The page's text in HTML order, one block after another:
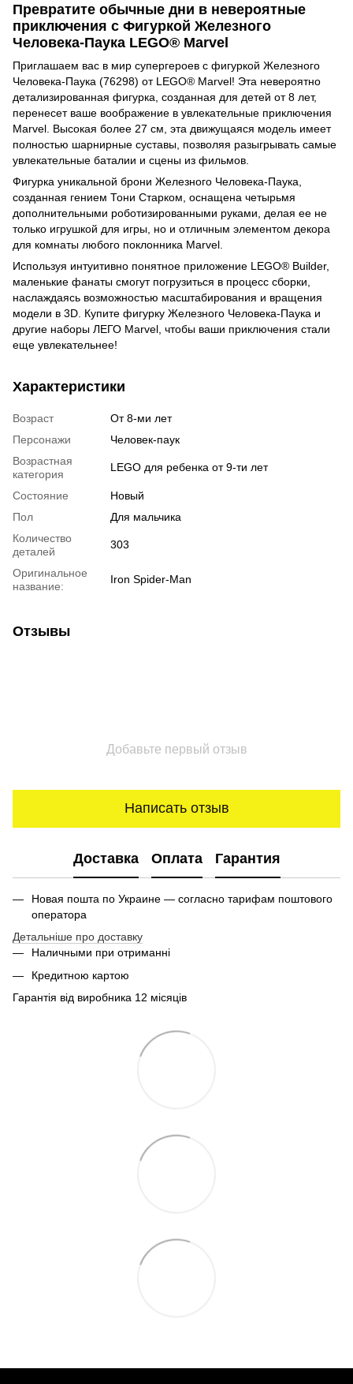
Превратите обычные дни в невероятные
приключения с Фигуркой Железного
Человека-Паука LEGO® Marvel
Приглашаем вас в мир супергероев с фигуркой Железного
Человека-Паука (76298) от LEGO® Marvel! Эта невероятно
детализированная фигурка, созданная для детей от 8 лет,
перенесет ваше воображение в увлекательные приключения
Marvel. Высокая более 27 см, эта движущаяся модель имеет
полностью шарнирные суставы, позволяя разыгрывать самые
увлекательные баталии и сцены из фильмов.
Фигурка уникальной брони Железного Человека-Паука,
созданная гением Тони Старком, оснащена четырьмя
дополнительными роботизированными руками, делая ее не
только игрушкой для игры, но и отличным элементом декора
для комнаты любого поклонника Marvel.
Используя интуитивно понятное приложение LEGO® Builder,
маленькие фанаты смогут погрузиться в процесс сборки,
наслаждаясь возможностью масштабирования и вращения
модели в 3D. Купите фигурку Железного Человека-Паука и
другие наборы ЛЕГО Marvel, чтобы ваши приключения стали
еще увлекательнее!
Характеристики
Возраст
От 8-ми лет
Персонажи
Человек-паук
Возрастная
категория
LEGO для ребенка от 9-ти лет
Состояние
Новый
Пол
Для мальчика
Количество
деталей
303
Оригинальное
название:
Iron Spider-Man
Отзывы
Добавьте первый отзыв
Написать отзыв
Доставка Оплата Гарантия
Новая пошта по Украине — согласно тарифам поштового
оператора
Детальніше про доставку
Наличными при отриманні
Кредитною картою
Гарантія від виробника 12 місяців